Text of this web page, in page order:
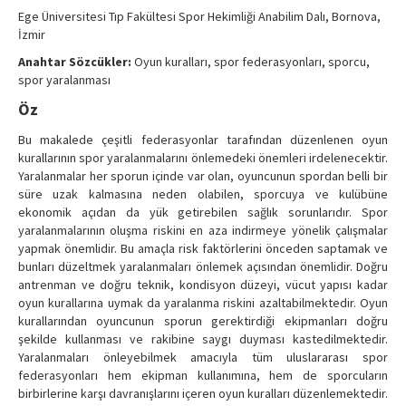
Contact Us
Ege Üniversitesi Tıp Fakültesi Spor Hekimliği Anabilim Dalı, Bornova,
İzmir
Anahtar Sözcükler: Oyun kuralları, spor federasyonları, sporcu,
spor yaralanması
Öz
Bu makalede çeşitli federasyonlar tarafından düzenlenen oyun
kurallarının spor yaralanmalarını önlemedeki önemleri irdelenecektir.
Yaralanmalar her sporun içinde var olan, oyuncunun spordan belli bir
süre uzak kalmasına neden olabilen, sporcuya ve kulübüne
ekonomik açıdan da yük getirebilen sağlık sorunlarıdır. Spor
yaralanmalarının oluşma riskini en aza indirmeye yönelik çalışmalar
yapmak önemlidir. Bu amaçla risk faktörlerini önceden saptamak ve
bunları düzeltmek yaralanmaları önlemek açısından önemlidir. Doğru
antrenman ve doğru teknik, kondisyon düzeyi, vücut yapısı kadar
oyun kurallarına uymak da yaralanma riskini azaltabilmektedir. Oyun
kurallarından oyuncunun sporun gerektirdiği ekipmanları doğru
şekilde kullanması ve rakibine saygı duyması kastedilmektedir.
Yaralanmaları önleyebilmek amacıyla tüm uluslararası spor
federasyonları hem ekipman kullanımına, hem de sporcuların
birbirlerine karşı davranışlarını içeren oyun kuralları düzenlemektedir.